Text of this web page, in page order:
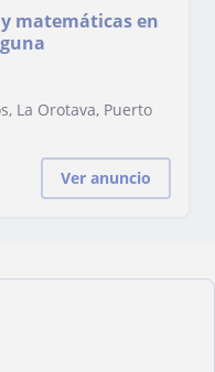
matemáticas en
La Orotava, Puerto
Ver anuncio